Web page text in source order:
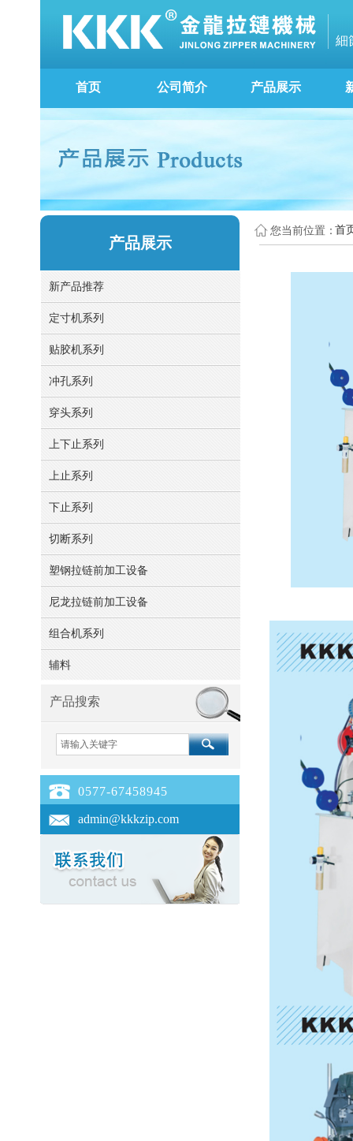
細
首页 公司简介 产品展示
产品展示
您当前位置：首
新产品推荐
定寸机系列
贴胶机系列
冲孔系列
穿头系列
上下止系列
上止系列
下止系列
切断系列
塑钢拉链前加工设备
尼龙拉链前加工设备
组合机系列
辅料
产品搜索
0577-67458945
admin@kkkzip.com